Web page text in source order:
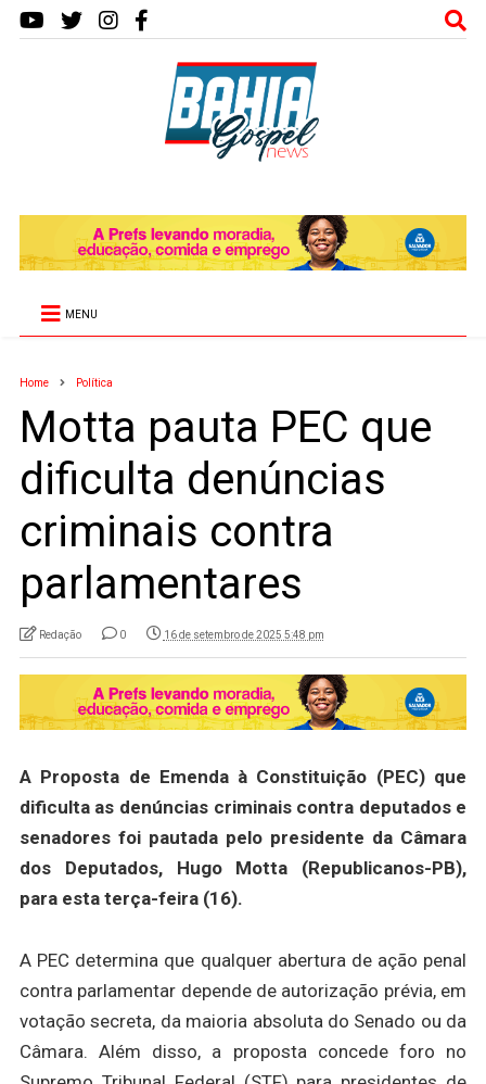
MENU
Home Política
Motta pauta PEC que
dificulta denúncias
criminais contra
parlamentares
Redação 0 16 de setembro de 2025 5:48 pm
A Proposta de Emenda à Constituição (PEC) que
dificulta as denúncias criminais contra deputados e
senadores foi pautada pelo presidente da Câmara
dos Deputados, Hugo Motta (Republicanos-PB),
para esta terça-feira (16).
A PEC determina que qualquer abertura de ação penal
contra parlamentar depende de autorização prévia, em
votação secreta, da maioria absoluta do Senado ou da
Câmara. Além disso, a proposta concede foro no